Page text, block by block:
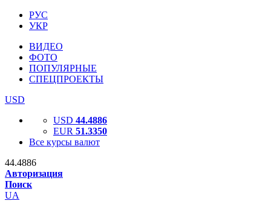
РУС
УКР
ВИДЕО
ФОТО
ПОПУЛЯРНЫЕ
СПЕЦПРОЕКТЫ
USD
USD 44.4886
EUR 51.3350
Все курсы валют
44.4886
Авторизация
Поиск
UA